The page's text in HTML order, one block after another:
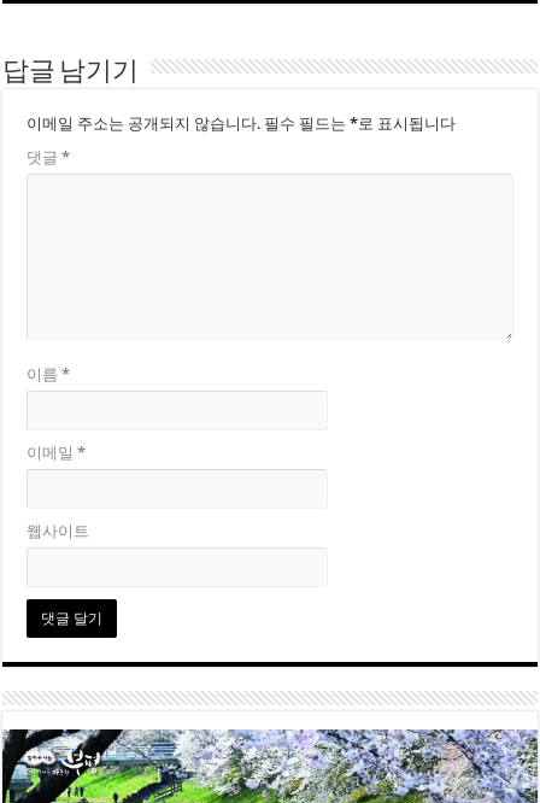
답글 남기기
이메일 주소는 공개되지 않습니다. 필수 필드는*로 표시됩니다
댓글*
이름*
이메일*
웹사이트